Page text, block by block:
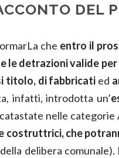
DEL
che entro il
le detrazioni valide per
titolo, di fabbricati ed
infatti, introdotta un’
nelle
che
delibera